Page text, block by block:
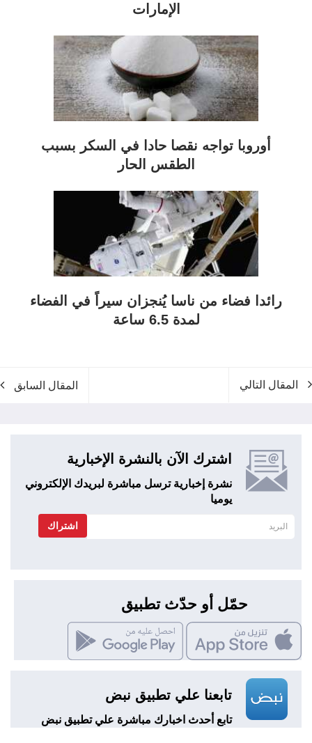
الإمارات
أوروبا تواجه نقصا حادا في السكر بسبب
الطقس الحار
رائدا فضاء من ناسا يُنجزان سيراً في الفضاء
لمدة 6.5 ساعة
المقال التالي المقال السابق
اشترك الآن بالنشرة الإخبارية
نشرة إخبارية ترسل مباشرة لبريدك الإلكتروني
يوميا
اشتراك
حمّل أو حدّث تطبيق
تابعنا علي تطبيق نبض
تابع أحدث اخبارك مباشرة علي تطبيق نبض